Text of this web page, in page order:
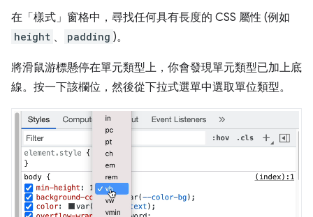
在「樣式」 窗格中，尋找任何具有長度的 CSS 屬性 (例如
height 、 padding )。
將滑鼠游標懸停在單元類型上，你會發現單元類型已加上底
線。按一下該欄位，然後從下拉式選單中選取單位類型。